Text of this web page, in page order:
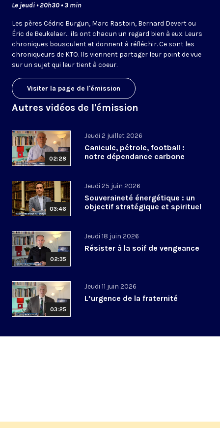
Le jeudi • 20h30 • 3 min
Les pères Cédric Burgun, Marc Rastoin, Bernard Devert ou
Éric de Beukelaer… ils ont chacun un regard bien à eux. Leurs
chroniques bousculent et donnent à réfléchir. Ce sont les
chroniqueurs de KTO. Ils viennent partager leur point de vue
sur un sujet qui leur tient à coeur.
Visiter la page de l'émission
Autres vidéos de l'émission
02:28
Jeudi 2 juillet 2026
Canicule, pétrole, football :
notre dépendance carbone
03:46
Jeudi 25 juin 2026
Souveraineté énergétique : un
objectif stratégique et spirituel
02:35
Jeudi 18 juin 2026
Résister à la soif de vengeance
03:25
Jeudi 11 juin 2026
L’urgence de la fraternité